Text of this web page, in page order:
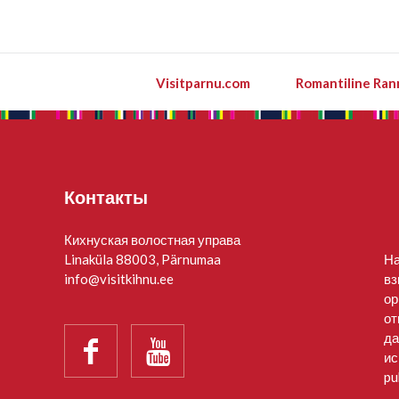
Visitparnu.com Romantiline
Контакты
Кихнуская волостная управа
Linaküla 88003, Pärnumaa
info@visitkihnu.ee
 